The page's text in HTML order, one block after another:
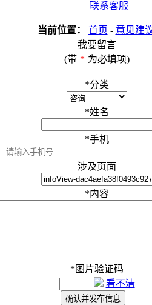
联系客服
当前位置： 首页 - 意见建
我要留言
(带 * 为必填项)
*分类
*姓名
*手机
涉及页面
*内容
* 图片验证码
看不清